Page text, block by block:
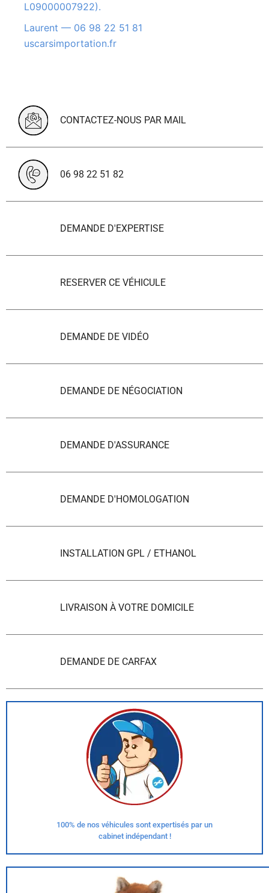
L09000007922).
Laurent — 06 98 22 51 81
uscarsimportation.fr
CONTACTEZ-NOUS PAR MAIL
06 98 22 51 82
DEMANDE D'EXPERTISE
RESERVER CE VÉHICULE
DEMANDE DE VIDÉO
DEMANDE DE NÉGOCIATION
DEMANDE D'ASSURANCE
DEMANDE D'HOMOLOGATION
INSTALLATION GPL / ETHANOL
LIVRAISON À VOTRE DOMICILE
DEMANDE DE CARFAX
100% de nos véhicules sont expertisés par un
cabinet indépendant !